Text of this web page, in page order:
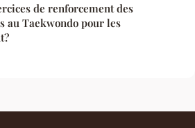
de renforcement des
au Taekwondo pour les